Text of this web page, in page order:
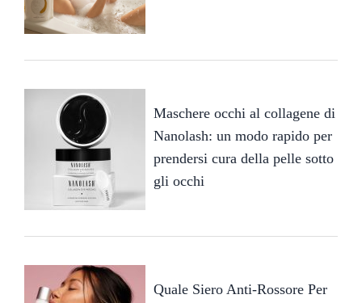
Maschere occhi al collagene di
Nanolash: un modo rapido per
prendersi cura della pelle sotto
gli occhi
Quale Siero Anti-Rossore Per